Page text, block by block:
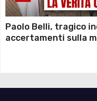
Paolo Belli, tragico
accertamenti sulla